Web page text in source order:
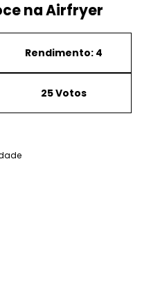
na Airfryer
Rendimento: 4
25 Votos